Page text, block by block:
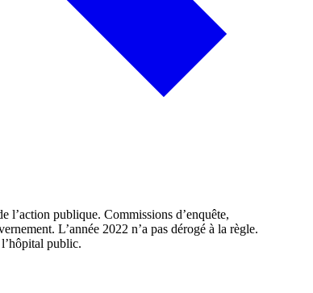
l’action publique. Commissions d’enquête,
L’année 2022 n’a pas dérogé à la règle.
public.